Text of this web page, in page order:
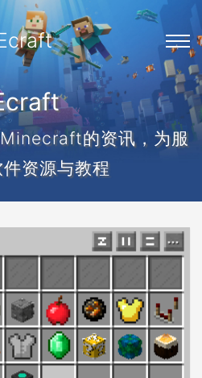
的资讯，为服
资源与教程